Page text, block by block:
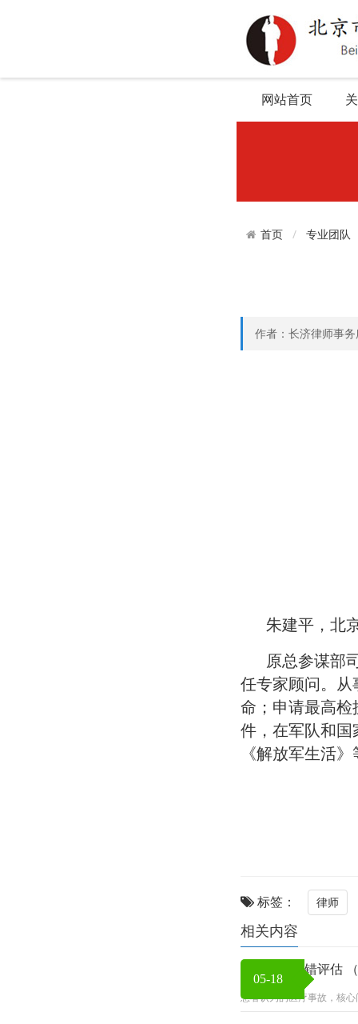
网站首页
首页 专业团队
作者：长济律师事
朱建平，北
原总参谋部
任专家顾问。从
命；申请最高检
件，在军队和国
《解放军生活
标签： 律师
相关内容
05-18
快速医疗过错评估
患者认为的医疗事故，核